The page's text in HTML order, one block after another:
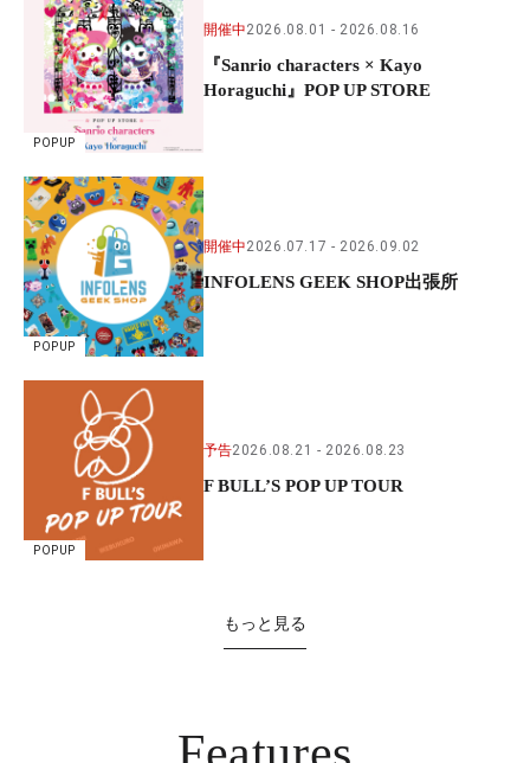
POPUP
開催中2026.08.01 2026.08.16
『Sanrio characters × Kayo
Horaguchi』POP UP STORE
POPUP
開催中2026.07.17 2026.09.02
INFOLENS GEEK SHOP出張所
POPUP
予告2026.08.21 2026.08.23
F BULL’S POP UP TOUR
もっと見る